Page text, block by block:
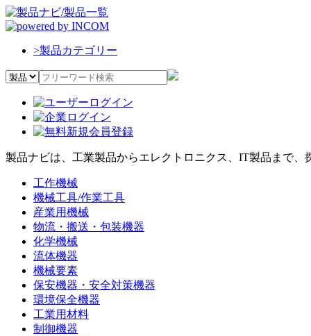
>製品カテゴリー
製品ナビは、工業製品からエレクトロニクス、IT製品まで、
工作機械
機械工具/作業工具
産業用機械
物流・搬送・包装機器
化学機械
流体機器
機械要素
保安機器・安全対策機器
環境保全機器
工業用材料
制御機器